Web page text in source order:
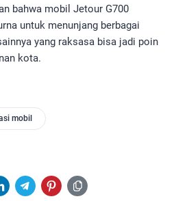
bahwa mobil Jetour G700
untuk menunjang berbagai
yang raksasa bisa jadi poin
kota.
mobil